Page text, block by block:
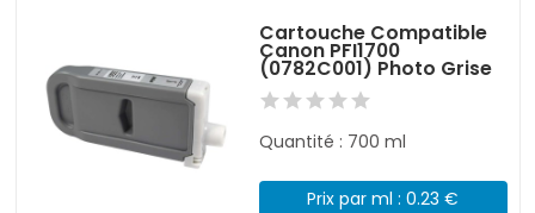
Cartouche Compatible
Canon PFI1700
(0782C001) Photo Grise
Quantité : 700 ml
Prix par ml : 0.23 €